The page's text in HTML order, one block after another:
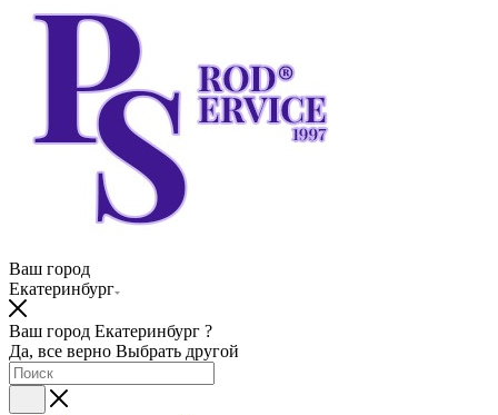
Ваш город
Екатеринбург
Ваш город Екатеринбург ?
Да, все верно Выбрать другой